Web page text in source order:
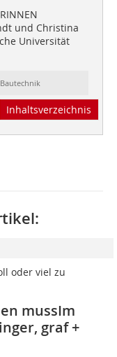
und Christina
Universität
Inhaltsverzeichnis
oder viel zu
mussIm
graf +